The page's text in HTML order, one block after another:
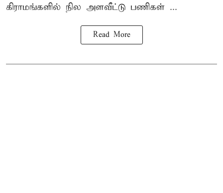
கிராமங்களில் நில அளவீட்டு பணிகள் ...
Read More